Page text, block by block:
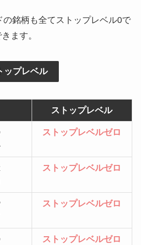
の銘柄も全てストップレベル0で
ます。
ップレベル
ストップレベル
ストップレベルゼロ
ストップレベルゼロ
ストップレベルゼロ
ストップレベルゼロ